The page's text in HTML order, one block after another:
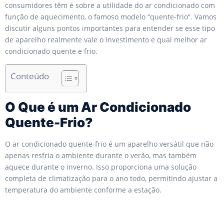
consumidores têm é sobre a utilidade do ar condicionado com
função de aquecimento, o famoso modelo “quente-frio”. Vamos
discutir alguns pontos importantes para entender se esse tipo
de aparelho realmente vale o investimento e qual melhor ar
condicionado quente e frio.
Conteúdo
O Que é um Ar Condicionado
Quente-Frio?
O ar condicionado quente-frio é um aparelho versátil que não
apenas resfria o ambiente durante o verão, mas também
aquece durante o inverno. Isso proporciona uma solução
completa de climatização para o ano todo, permitindo ajustar a
temperatura do ambiente conforme a estação.